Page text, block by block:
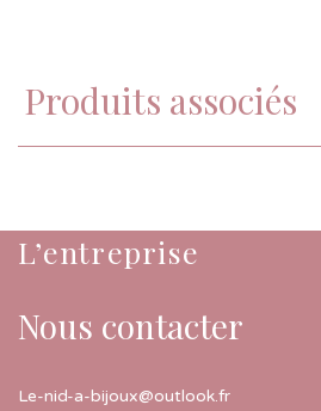
Produits associés
L’entreprise
Nous contacter
Le-nid-a-bijoux@outlook.fr